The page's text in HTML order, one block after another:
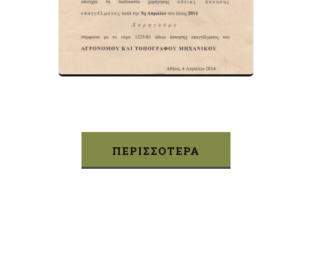
ΠΕΡΙΣΣΟΤΕΡΑ